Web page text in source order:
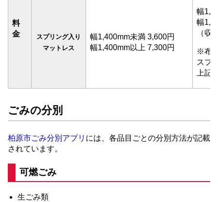
料
金
スプリング入り
マットレス
幅1,400mm未満 3,600円
幅1,400mm以上 7,300円
幅
幅
（収
※布
スプ
上記
ごみの分別
柏原市ごみ分別 アプリ には 各品目 ごとの分別 方法が記載
されてい ます。
可燃ごみ
生ごみ類